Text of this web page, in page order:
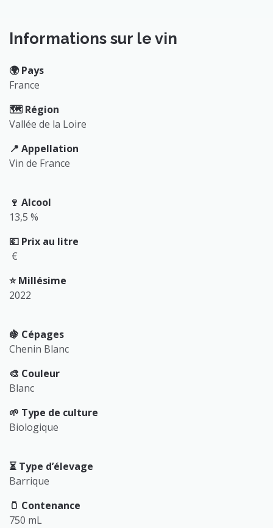
Informations sur le vin
🌍️ Pays
France
🗺️ Région
Vallée de la Loire
📍 Appellation
Vin de France
🍷 Alcool
13,5 %
💶 Prix au litre
€
⭐️ Millésime
2022
🍇 Cépages
Chenin Blanc
🎨 Couleur
Blanc
🌱 Type de culture
Biologique
⏳️ Type d’élevage
Barrique
🫙 Contenance
750 mL